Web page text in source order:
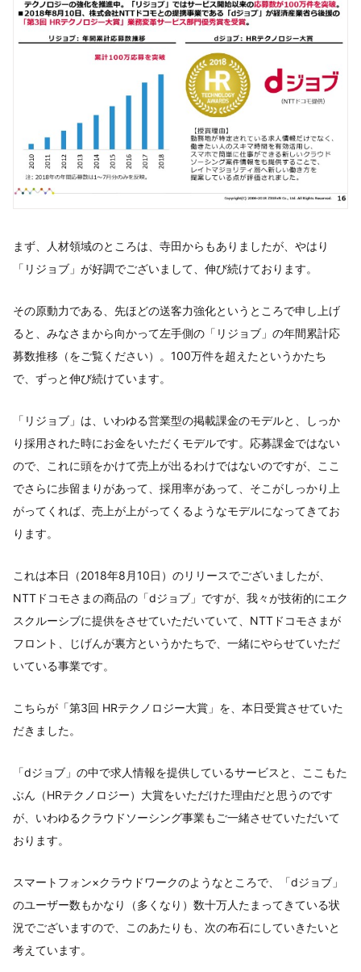
まず、人材領域のところは、寺田からもありましたが、やはり
「リジョブ」が好調でございまして、伸び続けております。
その原動力である、先ほどの送客力強化というところで申し上げ
ると、みなさまから向かって左手側の「リジョブ」の年間累計応
募数推移（をご覧ください）。100万件を超えたというかたち
で、ずっと伸び続けています。
「リジョブ」は、いわゆる営業型の掲載課金のモデルと、しっか
り採用された時にお金をいただくモデルです。応募課金ではない
ので、これに頭をかけて売上が出るわけではないのですが、ここ
でさらに歩留まりがあって、採用率があって、そこがしっかり上
がってくれば、売上が上がってくるようなモデルになってきてお
ります。
これは本日（2018年8月10日）のリリースでございましたが、
NTTドコモさまの商品の「dジョブ」ですが、我々が技術的にエク
スクルーシブに提供をさせていただいていて、NTTドコモさまが
フロント、じげんが裏方というかたちで、一緒にやらせていただ
いている事業です。
こちらが「第3回 HRテクノロジー大賞」を、本日受賞させていた
だきました。
「dジョブ」の中で求人情報を提供しているサービスと、ここもた
ぶん（HRテクノロジー）大賞をいただけた理由だと思うのです
が、いわゆるクラウドソーシング事業もご一緒させていただいて
おります。
スマートフォン×クラウドワークのようなところで、「dジョブ」
のユーザー数もかなり（多くなり）数十万人たまってきている状
況でございますので、このあたりも、次の布石にしていきたいと
考えています。